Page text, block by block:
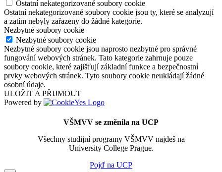
Ostatní nekategorizované soubory cookie
Ostatní nekategorizované soubory cookie jsou ty, které se analyzují
a zatím nebyly zařazeny do žádné kategorie.
Nezbytné soubory cookie
Nezbytné soubory cookie
Nezbytné soubory cookie jsou naprosto nezbytné pro správné
fungování webových stránek. Tato kategorie zahrnuje pouze
soubory cookie, které zajišťují základní funkce a bezpečnostní
prvky webových stránek. Tyto soubory cookie neukládají žádné
osobní údaje.
ULOŽIT A PŘIJMOUT
Powered by
VŠMVV se změnila na UCP
Všechny studijní programy VŠMVV najdeš na
University College Prague.
Pojď na UCP